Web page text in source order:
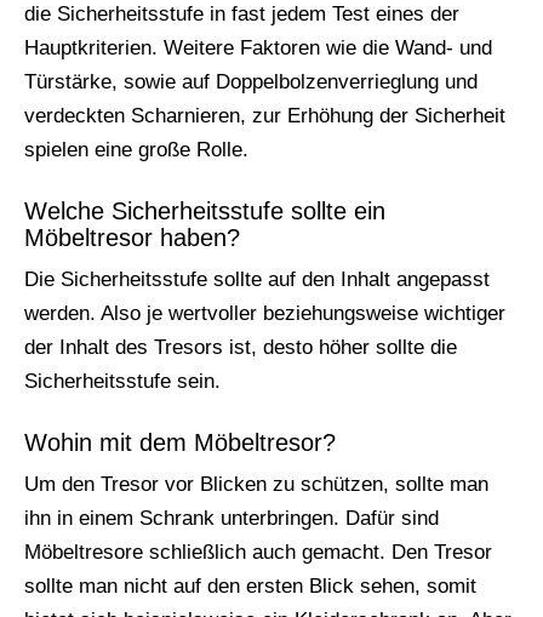
die Sicherheitsstufe in fast jedem Test eines der
Hauptkriterien. Weitere Faktoren wie die Wand- und
Türstärke, sowie auf Doppelbolzenverrieglung und
verdeckten Scharnieren, zur Erhöhung der Sicherheit
spielen eine große Rolle.
Welche Sicherheitsstufe sollte ein
Möbeltresor haben?
Die Sicherheitsstufe sollte auf den Inhalt angepasst
werden. Also je wertvoller beziehungsweise wichtiger
der Inhalt des Tresors ist, desto höher sollte die
Sicherheitsstufe sein.
Wohin mit dem Möbeltresor?
Um den Tresor vor Blicken zu schützen, sollte man
ihn in einem Schrank unterbringen. Dafür sind
Möbeltresore schließlich auch gemacht. Den Tresor
sollte man nicht auf den ersten Blick sehen, somit